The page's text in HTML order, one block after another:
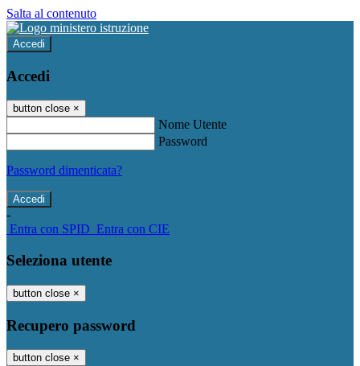
Salta al contenuto
Accedi
Accedi
button close ×
Nome Utente
Password
Password dimenticata?
-
Entra con SPID Entra con CIE
Seleziona utente
button close ×
Recupero password
button close ×